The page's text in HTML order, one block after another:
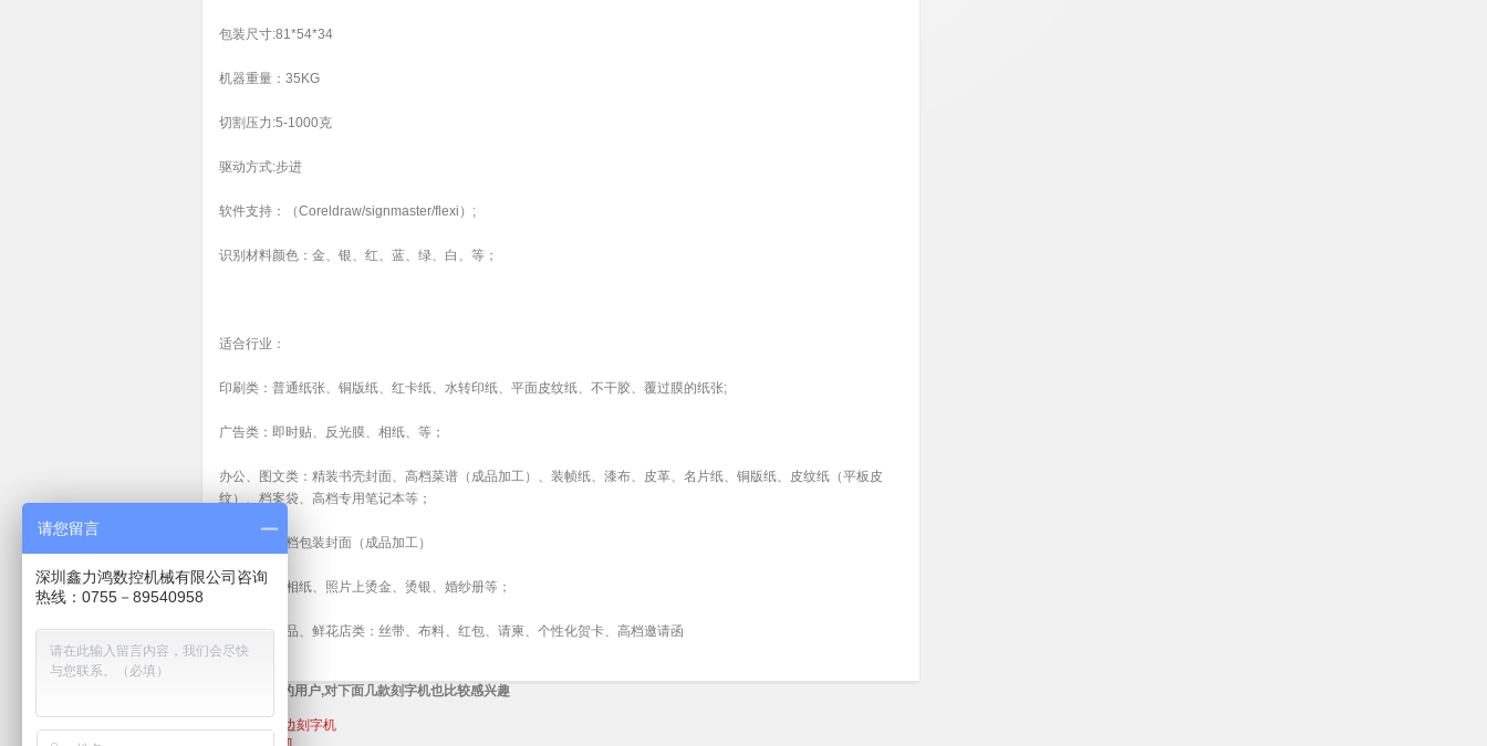
包装尺寸:81*54*34
机器重量：35KG
切割压力:5-1000克
驱动方式:步进
软件支持：（Coreldraw/signmaster/flexi）;
识别材料颜色：金、银、红、蓝、绿、白、等；
适合行业：
印刷类：普通纸张、铜版纸、红卡纸、水转印纸、平面皮纹纸、不干胶、覆过膜的纸张;
广告类：即时贴、反光膜、相纸、等；
办公、图文类：精装书壳封面、高档菜谱（成品加工）、装帧纸、漆布、皮革、名片纸、铜版纸、皮纹纸（平板皮
纹）、档案袋、高档专用笔记本等；
包装类：高档包装封面（成品加工）
影楼行业：相纸、照片上烫金、烫银、婚纱册等；
礼品、工艺品、鲜花店类：丝带、布料、红包、请柬、个性化贺卡、高档邀请函
查看了本产品的用户,对下面几款刻字机也比较感兴趣
酷刻TN24A巡边刻字机
请您留言
深圳鑫力鸿数控机械有限公司咨询
热线：0755－89540958